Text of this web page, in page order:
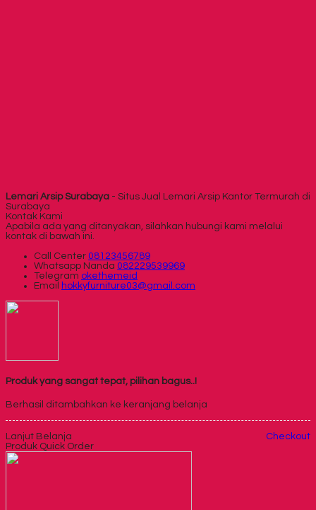
Lemari Arsip Surabaya - Situs Jual Lemari Arsip Kantor Termurah di
Surabaya
Kontak Kami
Apabila ada yang ditanyakan, silahkan hubungi kami melalui
kontak di bawah ini.
Call Center 08123456789
Whatsapp Nanda 082229539969
Telegram okethemeid
Email
hokkyfurniture03@gmail.com
Produk yang sangat tepat, pilihan bagus..!
Berhasil ditambahkan ke keranjang belanja
Lanjut Belanja
Checkout
Produk Quick Order